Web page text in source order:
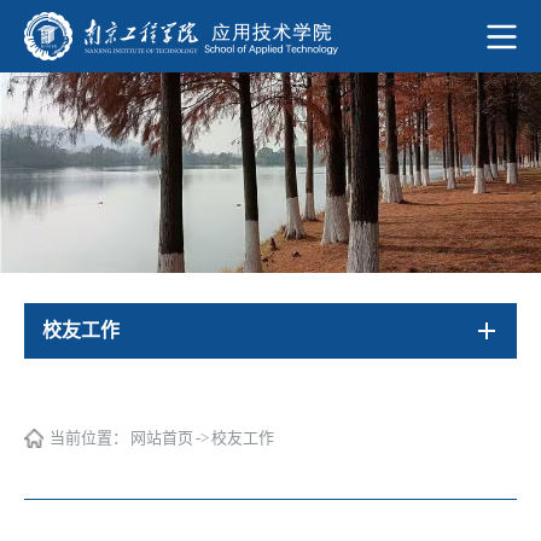
校友工作
当前位置： 网站首页 ->校友工作